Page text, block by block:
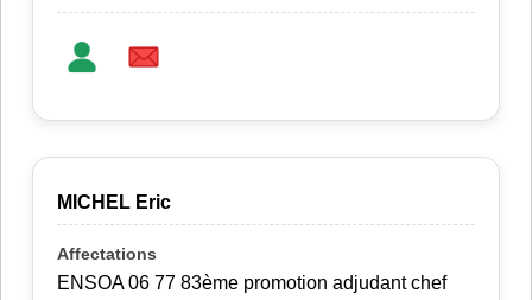
MICHEL Eric
ENSOA 06 77 83ème promotion adjudant chef